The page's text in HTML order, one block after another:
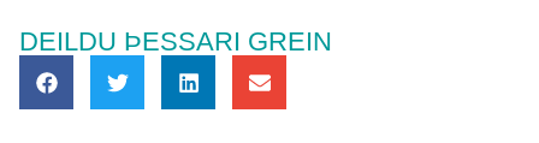
DEILDU ÞESSARI GREIN